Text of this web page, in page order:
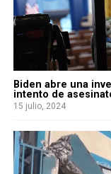
Biden abre una
intento de
15 julio, 2024